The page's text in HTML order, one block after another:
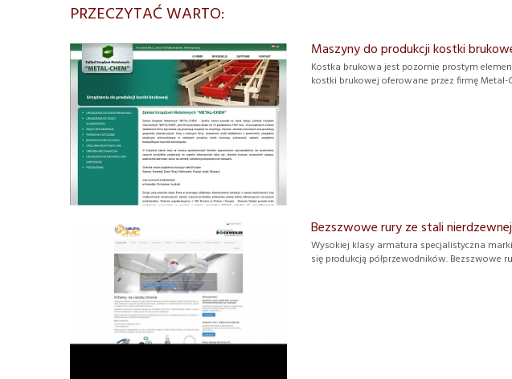
PRZECZYTAĆ WARTO:
Maszyny do produkcji kostki
Kostka brukowa jest pozornie prostym
kostki brukowej oferowane przez firmę Metal-
Bezszwowe rury ze stali
Wysokiej klasy armatura specjalistyczna
się produkcją półprzewodników. Bezszwowe